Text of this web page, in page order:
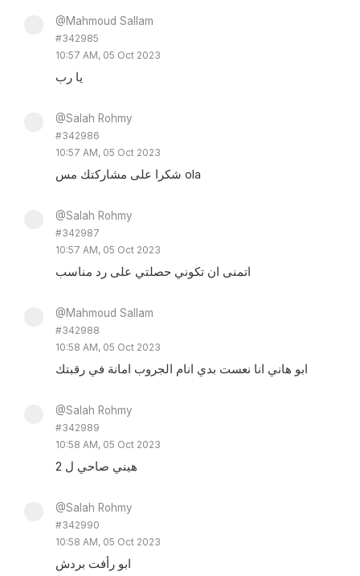
@Mahmoud Sallam
#342985
10:57 AM, 05 Oct 2023
يا رب
@Salah Rohmy
#342986
10:57 AM, 05 Oct 2023
شكرا على مشاركتك مس ola
@Salah Rohmy
#342987
10:57 AM, 05 Oct 2023
اتمنى ان تكوني حصلتي على رد مناسب
@Mahmoud Sallam
#342988
10:58 AM, 05 Oct 2023
ابو هاني انا نعست بدي انام الجروب امانة في رقبتك
@Salah Rohmy
#342989
10:58 AM, 05 Oct 2023
هيني صاحي ل 2
@Salah Rohmy
#342990
10:58 AM, 05 Oct 2023
ابو رأفت بردش